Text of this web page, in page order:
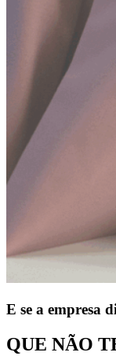
E se a empresa
QUE NÃO